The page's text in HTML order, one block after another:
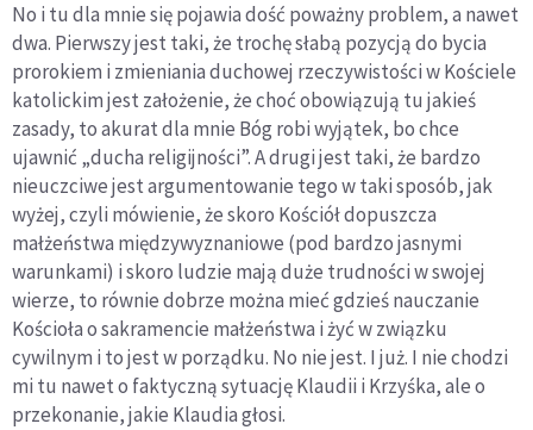
No i tu dla mnie się pojawia dość poważny problem, a nawet
dwa. Pierwszy jest taki, że trochę słabą pozycją do bycia
prorokiem i zmieniania duchowej rzeczywistości w Kościele
katolickim jest założenie, że choć obowiązują tu jakieś
zasady, to akurat dla mnie Bóg robi wyjątek, bo chce
ujawnić „ducha religijności”. A drugi jest taki, że bardzo
nieuczciwe jest argumentowanie tego w taki sposób, jak
wyżej, czyli mówienie, że skoro Kościół dopuszcza
małżeństwa międzywyznaniowe (pod bardzo jasnymi
warunkami) i skoro ludzie mają duże trudności w swojej
wierze, to równie dobrze można mieć gdzieś nauczanie
Kościoła o sakramencie małżeństwa i żyć w związku
cywilnym i to jest w porządku. No nie jest. I już. I nie chodzi
mi tu nawet o faktyczną sytuację Klaudii i Krzyśka, ale o
przekonanie, jakie Klaudia głosi.